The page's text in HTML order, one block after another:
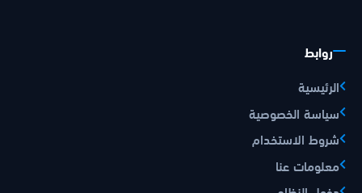
روابط
الرئيسية
سياسة الخصوصية
شروط الاستخدام
معلومات عنا